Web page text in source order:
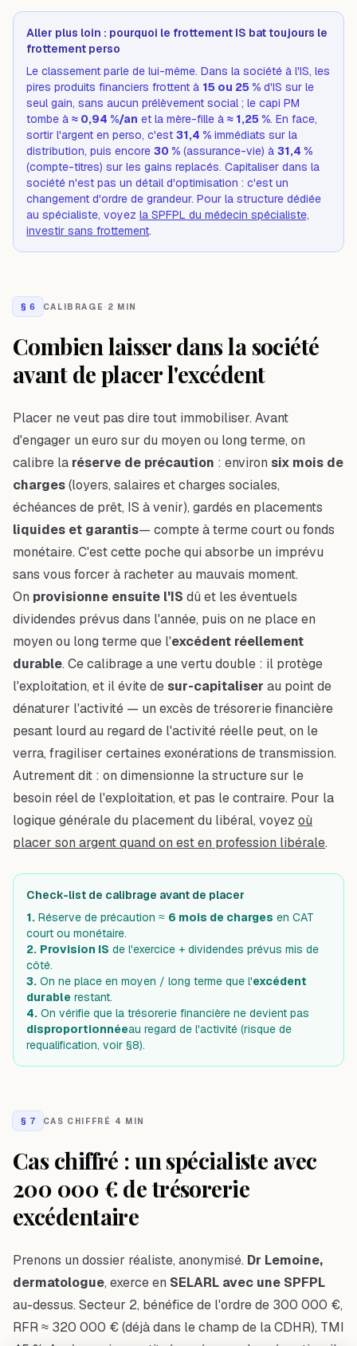
Aller plus loin : pourquoi le frottement IS bat toujours le
frottement perso
Le classement parle de lui-même. Dans la société à l'IS, les
pires produits financiers frottent à 15 ou 25 % d'IS sur le
seul gain, sans aucun prélèvement social ; le capi PM
tombe à ≈ 0,94 %/an et la mère-fille à ≈ 1,25 %. En face,
sortir l'argent en perso, c'est 31,4 % immédiats sur la
distribution, puis encore 30 % (assurance-vie) à 31,4 %
(compte-titres) sur les gains replacés. Capitaliser dans la
société n'est pas un détail d'optimisation : c'est un
changement d'ordre de grandeur. Pour la structure dédiée
au spécialiste, voyez la SPFPL du médecin spécialiste,
investir sans frottement.
§ 6 CALIBRAGE · 2 MIN
Combien laisser dans la société
avant de placer l'excédent
Placer ne veut pas dire tout immobiliser. Avant
d'engager un euro sur du moyen ou long terme, on
calibre la réserve de précaution : environ six mois de
charges(loyers, salaires et charges sociales,
échéances de prêt, IS à venir), gardés en placements
liquides et garantis— compte à terme court ou fonds
monétaire. C'est cette poche qui absorbe un imprévu
sans vous forcer à racheter au mauvais moment.
On provisionne ensuite l'IS dû et les éventuels
dividendes prévus dans l'année, puis on ne place en
moyen ou long terme que l'excédent réellement
durable. Ce calibrage a une vertu double : il protège
l'exploitation, et il évite desur-capitaliser au point de
dénaturer l'activité — un excès de trésorerie financière
pesant lourd au regard de l'activité réelle peut, on le
verra, fragiliser certaines exonérations de transmission.
Autrement dit : on dimensionne la structure sur le
besoin réel de l'exploitation, et pas le contraire. Pour la
logique générale du placement du libéral, voyez où
placer son argent quand on est en profession libérale.
Check-list de calibrage avant de placer
1. Réserve de précaution ≈ 6 mois de charges en CAT
court ou monétaire.
2. Provision IS de l'exercice + dividendes prévus mis de
côté.
3. On ne place en moyen / long terme que l'excédent
durable restant.
4. On vérifie que la trésorerie financière ne devient pas
disproportionnéeau regard de l'activité (risque de
requalification, voir §8).
§ 7 CAS CHIFFRÉ · 4 MIN
Cas chiffré : un spécialiste avec
200 000 € de trésorerie
excédentaire
Prenons un dossier réaliste, anonymisé. Dr Lemoine,
dermatologue, exerce en SELARL avec une SPFPL
au-dessus. Secteur 2, bénéfice de l'ordre de 300 000 €,
RFR ≈ 320 000 € (déjà dans le champ de la CDHR), TMI